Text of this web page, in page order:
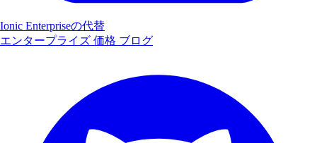
Ionic Enterpriseの代替
エンタープライズ 価格 ブログ